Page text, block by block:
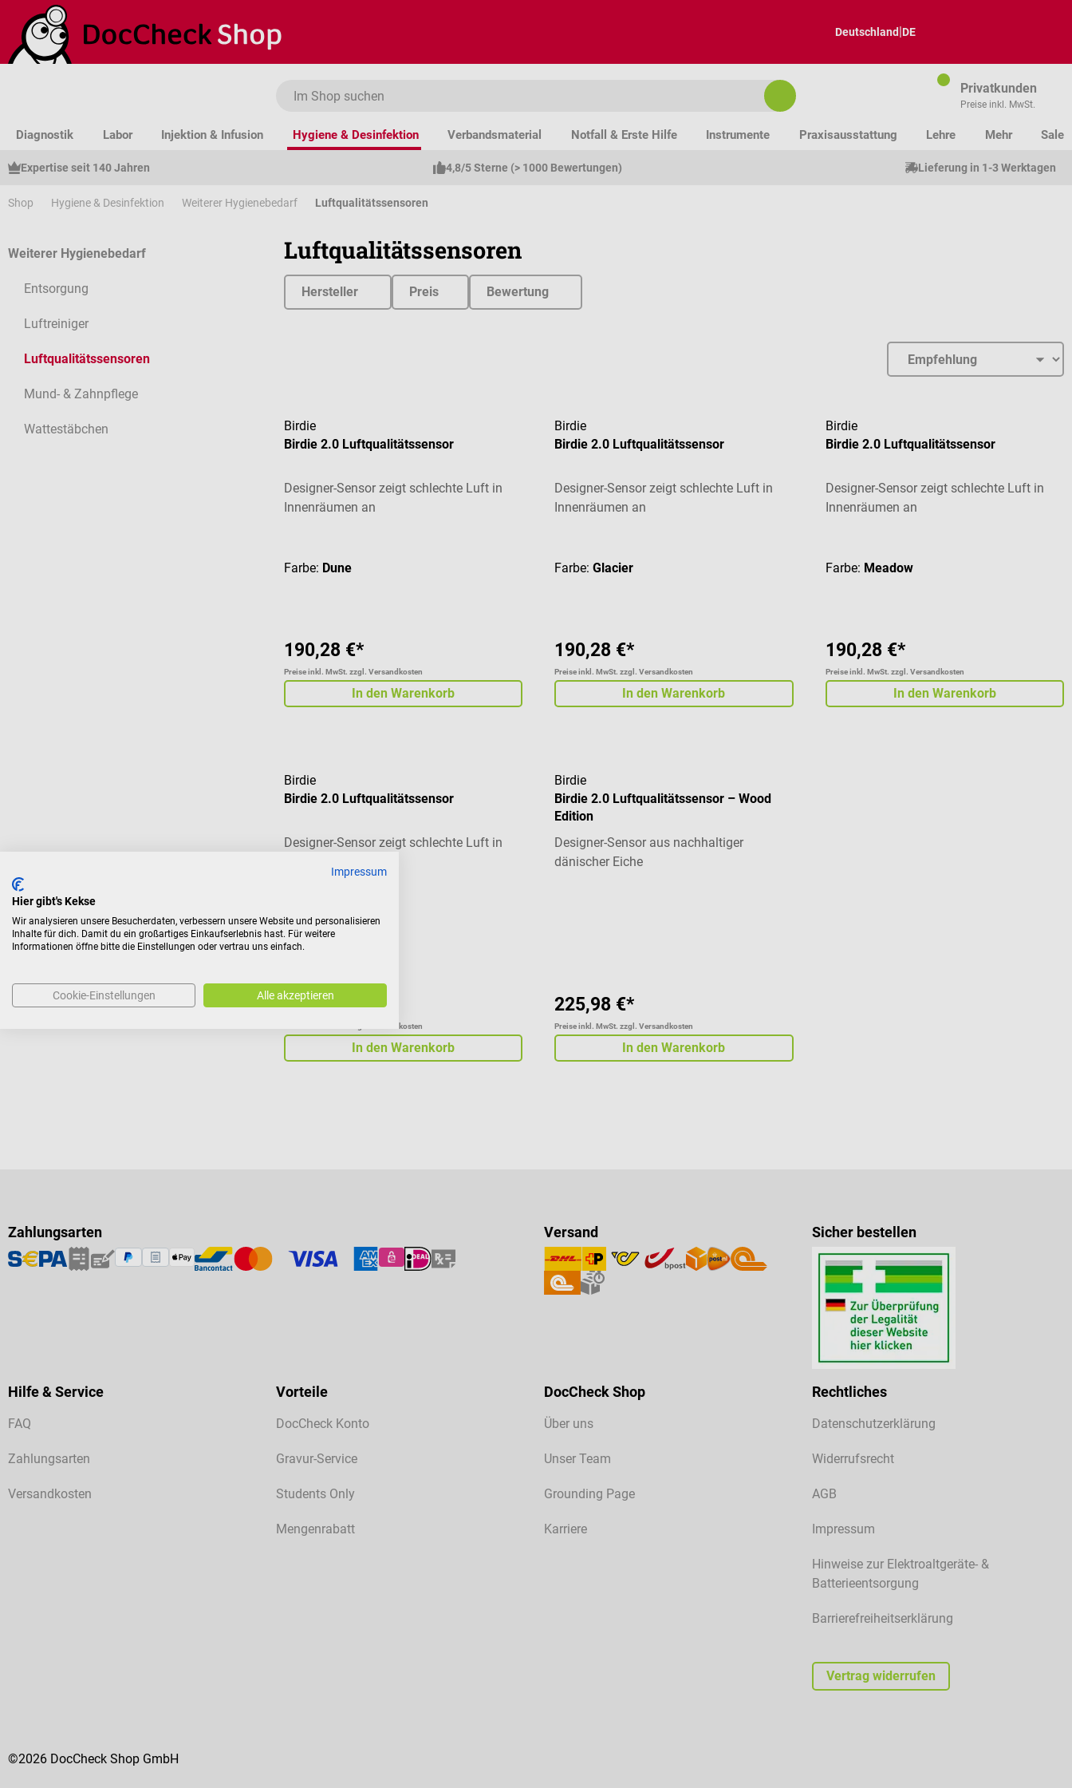
Hauptinhalt springen
Zur Suche springen
Zur Hauptnavigation springen
Deutschland|DE
Privatkunden
Preise inkl. MwSt.
Diagnostik Labor Injektion & Infusion Hygiene & Desinfektion Verbandsmaterial Notfall & Erste Hilfe Instrumente Praxisausstattung Lehre Mehr Sale
Expertise seit 140 Jahren 4,8/5 Sterne (> 1000 Bewertungen) Lieferung in 1-3 Werktagen
Shop Hygiene & Desinfektion Weiterer Hygienebedarf Luftqualitätssensoren
Weiterer Hygienebedarf
Entsorgung
Luftreiniger
Luftqualitätssensoren
Mund- & Zahnpflege
Wattestäbchen
Luftqualitätssensoren
Hersteller Preis Bewertung
Birdie
Birdie 2.0 Luftqualitätssensor
Designer-Sensor zeigt schlechte Luft in
Innenräumen an
Farbe: Dune
190,28 €*
Preise inkl. MwSt. zzgl. Versandkosten
In den Warenkorb
Birdie
Birdie 2.0 Luftqualitätssensor
Designer-Sensor zeigt schlechte Luft in
Innenräumen an
Farbe:Glacier
190,28 €*
Preise inkl. MwSt. zzgl. Versandkosten
In den Warenkorb
Birdie
Birdie 2.0 Luftqualitätssensor
Designer-Sensor zeigt schlechte Luft in
Innenräumen an
Farbe: Meadow
190,28 €*
Preise inkl. MwSt. zzgl. Versandkosten
In den Warenkorb
Birdie
Birdie 2.0 Luftqualitätssensor
Designer-Sensor zeigt schlechte Luft in
Farbe:Gelb
190,28 €*
Preise inkl. MwSt. zzgl. Versandkosten
In den Warenkorb
Birdie
Birdie 2.0 Luftqualitätssensor – Wood
Edition
Designer-Sensor aus nachhaltiger
dänischer Eiche
225,98 €*
Preise inkl. MwSt. zzgl. Versandkosten
In den Warenkorb
Zahlungsarten Versand Sicher bestellen
Hilfe & Service
FAQ
Zahlungsarten
Versandkosten
Vorteile
DocCheck Konto
Gravur-Service
Students Only
Mengenrabatt
DocCheck Shop
Über uns
Unser Team
Grounding Page
Karriere
Rechtliches
Datenschutzerklärung
Widerrufsrecht
AGB
Impressum
Hinweise zur Elektroaltgeräte- &
Batterieentsorgung
Barrierefreiheitserklärung
Vertrag widerrufen
©2026 DocCheck Shop GmbH
Impressum
Hier gibt's Kekse
Wir analysieren unsere Besucherdaten, verbessern unsere Website und personalisieren
Inhalte für dich. Damit du ein großartiges Einkaufserlebnis hast. Für weitere
Informationen öffne bitte die Einstellungen oder vertrau uns einfach.
Cookie-Einstellungen Alle akzeptieren